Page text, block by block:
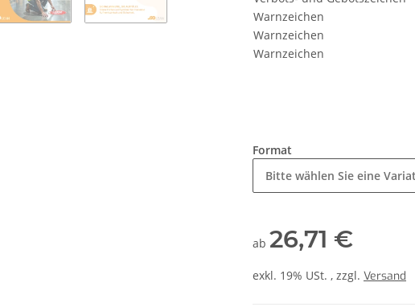
Warnzeichen
Warnzeichen
Warnzeichen
Format
Bitte wählen Sie eine
ab 26,71 €
exkl. 19% USt. , zzgl. Versand